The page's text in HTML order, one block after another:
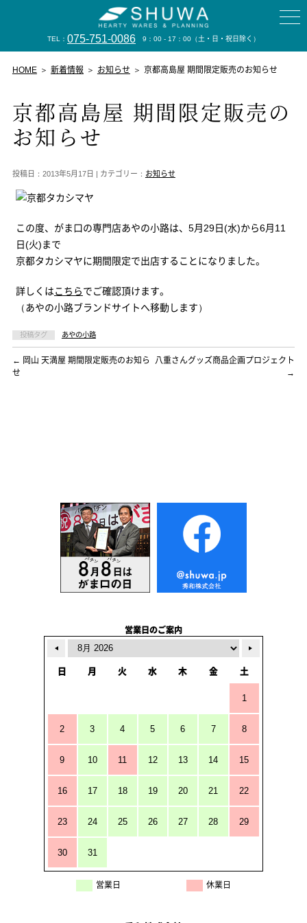
TEL： 075-751-0086 9：00 - 17：00 （土・日・祝日除く）
HOME 新着情報 お知らせ 京都高島屋 期間限定販売のお知らせ
京都高島屋 期間限定販売の
お知らせ
投稿日：2013年5月17日 | カテゴリー： お知らせ
この度、がま口の専門店あやの小路は、5月29日(水)から6月11
日(火)まで
京都タカシマヤに期間限定で出店することになりました。
詳しくはこちらでご確認頂けます。
（あやの小路ブランドサイトへ移動します）
投稿タグ あやの小路
← 岡山 天満屋 期間限定販売のお知ら
せ
八重さんグッズ商品企画プロジェクト
→
営業日のご案内
日 月 火 水 木 金 土
1
2 3 4 5 6 7 8
9 10 11 12 13 14 15
16 17 18 19 20 21 22
23 24 25 26 27 28 29
30 31
営業日 休業日